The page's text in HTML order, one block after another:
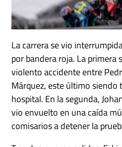
La carrera se vio
por bandera roja. La primera
violento accidente entre
Márquez, este último siendo
hospital. En la segunda,
vio envuelto en una caída
comisarios a detener la